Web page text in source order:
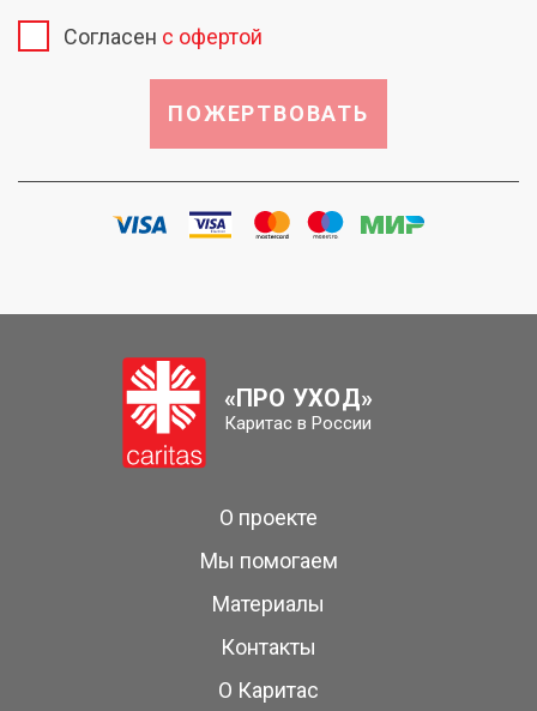
Согласен с офертой
«ПРО УХОД»
Каритас в России
О проекте
Мы помогаем
Материалы
Контакты
О Каритас